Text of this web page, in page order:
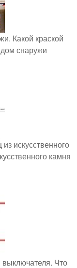
Какой краской
снаружи
искусственного
камня
Что